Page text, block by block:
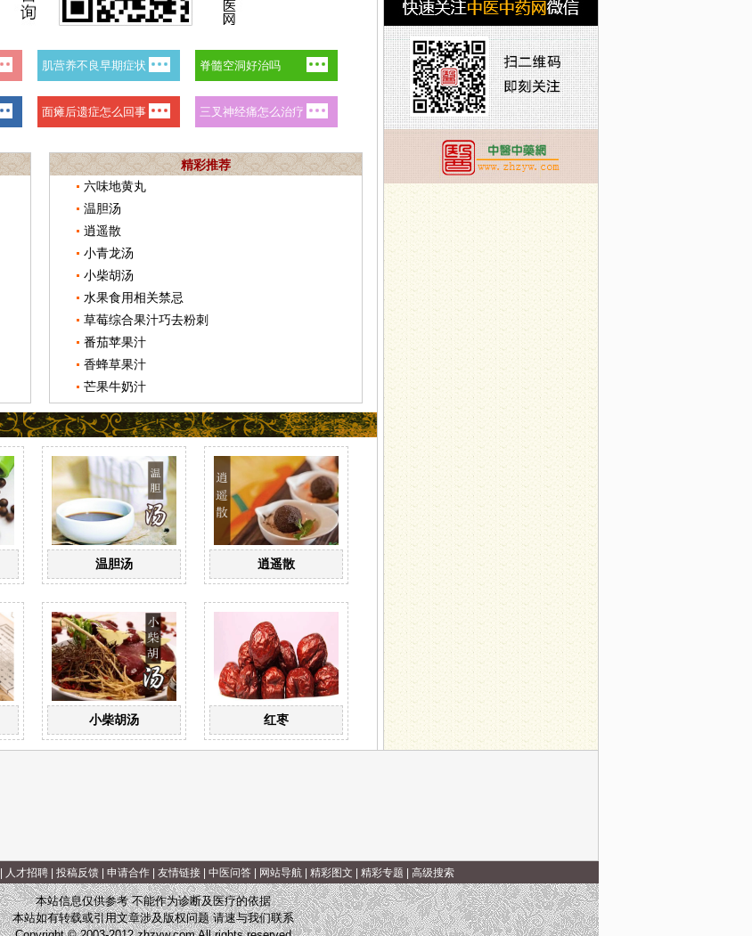
精彩推荐
六味地黄丸
温胆汤
逍遥散
小青龙汤
小柴胡汤
水果食用相关禁忌
草莓综合果汁巧去粉刺
番茄苹果汁
香蜂草果汁
芒果牛奶汁
温胆汤 逍遥散
小柴胡汤 红枣
人才招聘| 投稿反馈| 申请合作| 友情链接| 中医问答| 网站导航| 精彩图文 精彩专题 高级搜索
本站信息仅供参考 不能作为诊断及医疗的依据
本站如有转载或引用文章涉及版权问题 请速与我们联系